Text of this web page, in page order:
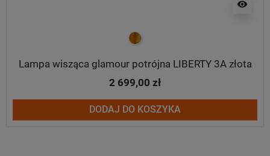
visibility
złoty
Lampa wisząca glamour potrójna LIBERTY 3A złota
2 699,00 zł
DODAJ DO KOSZYKA